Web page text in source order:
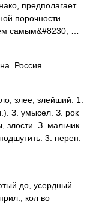
предполагает
порочности
самым&#8230; …
Россия …
злее; злейший. 1.
З. умысел. З. рок
З. мальчик.
3. перен.
до, усердный
кол во